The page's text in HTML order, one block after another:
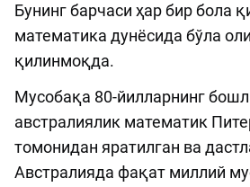
Бунинг барчаси ҳар бир бола
математика дунёсида бўла
қилинмоқда.
Мусобақа 80-йилларнинг
австралиялик математик
томонидан яратилган ва
Австралияда фақат миллий